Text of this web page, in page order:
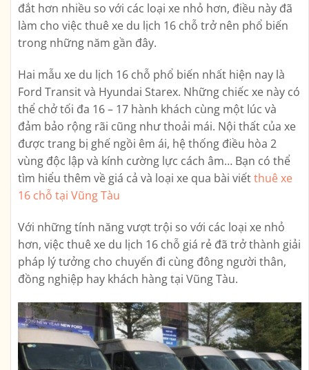
đắt hơn nhiều so với các loại xe nhỏ hơn, điều này đã
làm cho việc thuê xe du lịch 16 chỗ trở nên phổ biến
trong những năm gần đây.
Hai mẫu xe du lịch 16 chỗ phổ biến nhất hiện nay là
Ford Transit và Hyundai Starex. Những chiếc xe này có
thể chở tối đa 16 – 17 hành khách cùng một lúc và
đảm bảo rộng rãi cũng như thoải mái. Nội thất của xe
được trang bị ghế ngồi êm ái, hệ thống điều hòa 2
vùng độc lập và kính cường lực cách âm… Bạn có thể
tìm hiểu thêm về giá cả và loại xe qua bài viếtthuê xe
16 chỗ tại Vũng Tàu
Với những tính năng vượt trội so với các loại xe nhỏ
hơn, việc thuê xe du lịch 16 chỗ giá rẻ đã trở thành giải
pháp lý tưởng cho chuyến đi cùng đông người thân,
đồng nghiệp hay khách hàng tại Vũng Tàu.